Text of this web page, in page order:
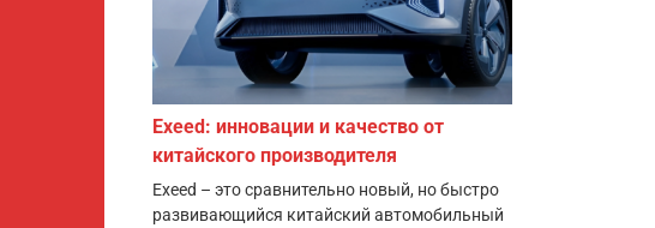
Exeed: инновации и качество от
китайского производителя
Exeed – это сравнительно новый, но быстро
развивающийся китайский автомобильный